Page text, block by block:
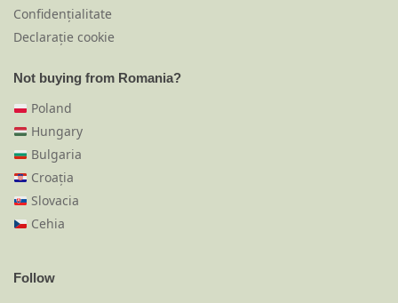
Confidențialitate
Declarație cookie
Not buying from Romania?
Poland
Hungary
Bulgaria
Croația
Slovacia
Cehia
Follow